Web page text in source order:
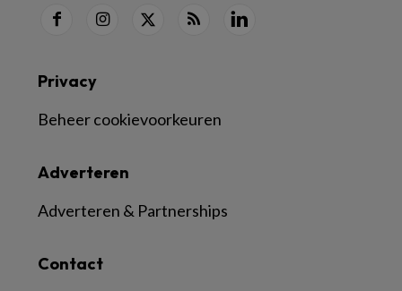
Contact
Adverteren
Adverteren & Partnerships
Privacy
Beheer cookievoorkeuren